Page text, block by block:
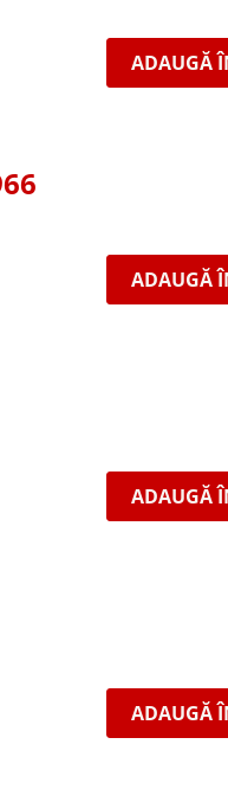
ADAUGĂ
ADAUGĂ
ADAUGĂ
ADAUGĂ